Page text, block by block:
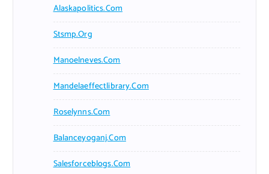
Alaskapolitics.com
Stsmp.org
Manoelneves.com
Mandelaeffectlibrary.com
Roselynns.com
Balanceyoganj.com
Salesforceblogs.com